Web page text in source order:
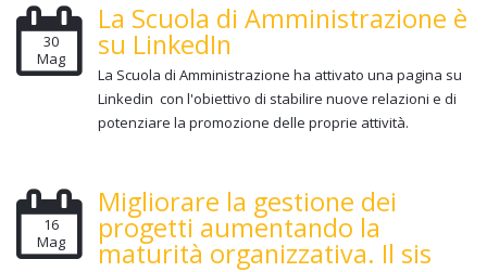
30
Mag
La Scuola di Amministrazione è
su LinkedIn
La Scuola di Amministrazione ha attivato una pagina su
Linkedin con l'obiettivo di stabilire nuove relazioni e di
potenziare la promozione delle proprie attività.
16
Mag
Migliorare la gestione dei
progetti aumentando la
maturità organizzativa. Il sis